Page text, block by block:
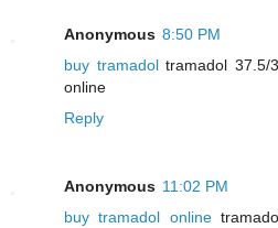
Anonymous 8:50 PM
buy tramadoltramadol 37.5/
online
Reply
Anonymous 11:02 PM
buy tramadol online